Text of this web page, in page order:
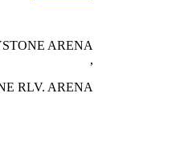
ARENA
,
RLV. ARENA